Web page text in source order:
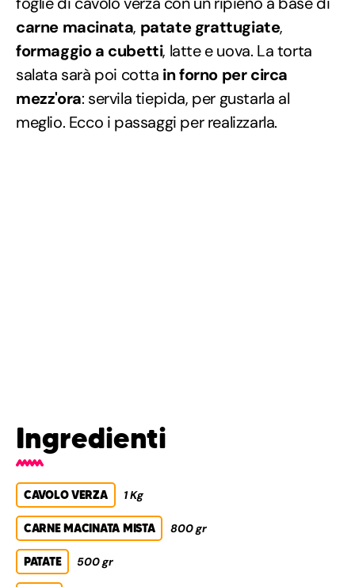
carne macinata, patate grattugiate,
formaggio a cubetti, latte e uova. La torta
salata sarà poi cotta in forno per circa
mezz'ora: servila tiepida, per gustarla al
meglio. Ecco i passaggi per realizzarla.
Ingredienti
CAVOLO VERZA 1 Kg
CARNE MACINATA MISTA 800 gr
PATATE 500 gr